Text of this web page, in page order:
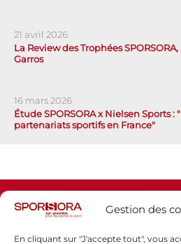
Gestion des
En cliquant sur "J'accepte tout", vous
21 avril 2026
La Review des Trophées
Garros
16 mars 2026
Étude SPORSORA x Nielsen Sports :
partenariats sportifs en France"